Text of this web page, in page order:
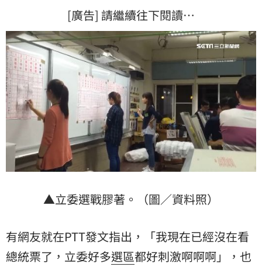
[廣告] 請繼續往下閱讀…
▲立委選戰膠著。（圖／資料照）
有網友就在PTT發文指出，「我現在已經沒在看
總統票了，立委好多選區都好刺激啊啊啊」，也